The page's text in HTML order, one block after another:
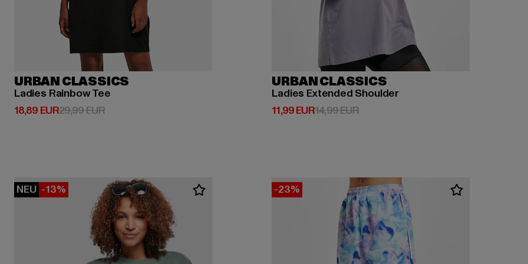
URBAN CLASSICS
Ladies Rainbow Tee
18,89 EUR
Derzeitiger Preis: 18,89 EUR
29,99 EURAktionspreis: 29,99 EUR
URBAN CLASSICS
Ladies Extended Shoulder
11,99 EUR
Derzeitiger Preis: 11,99 EUR
14,99 EURAktionspreis: 14,99 EUR
NEU -13% -23%